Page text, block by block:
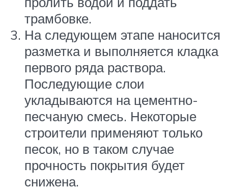
трамбовке.
На следующем этапе наносится
разметка и выполняется кладка
первого ряда раствора.
Последующие слои
укладываются на цементно-
песчаную смесь. Некоторые
строители применяют только
песок, но в таком случае
прочность покрытия будет
снижена.